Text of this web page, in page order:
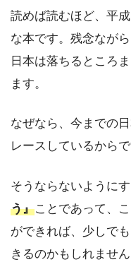
読めば読むほど、平
な本です。残念なが
日本は落ちるところ
ます。
なぜなら、今までの
レースしているからで
そうならないようにす
う』ことであって、
ができれば、少しで
きるのかもしれません